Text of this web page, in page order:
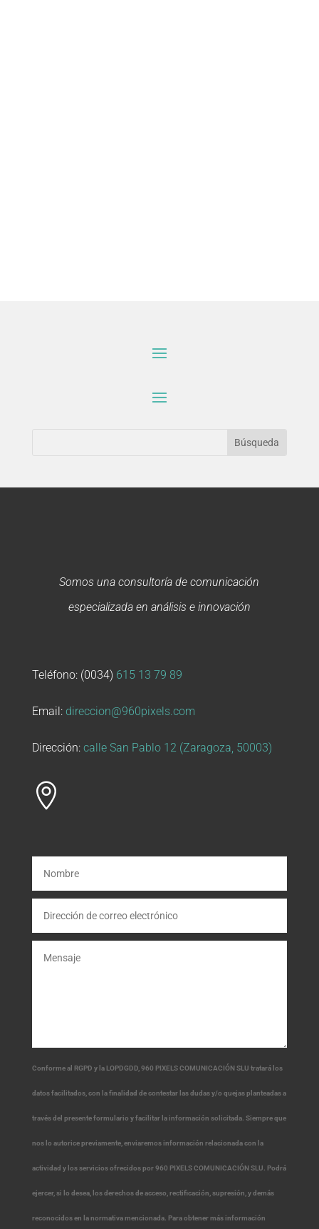
Somos una consultoría de comunicación
especializada en análisis e innovación
Teléfono: (0034) 615 13 79 89
Email: direccion@960pixels.com
Dirección: calle San Pablo 12 (Zaragoza, 50003)

Conforme al RGPD y la LOPDGDD, 960 PIXELS COMUNICACIÓN SLU tratará los
datos facilitados, con la finalidad de contestar las dudas y/o quejas planteadas a
través del presente formulario y facilitar la información solicitada. Siempre que
nos lo autorice previamente, enviaremos información relacionada con la
actividad y los servicios ofrecidos por 960 PIXELS COMUNICACIÓN SLU. Podrá
ejercer, si lo desea, los derechos de acceso, rectificación, supresión, y demás
reconocidos en la normativa mencionada. Para obtener más información